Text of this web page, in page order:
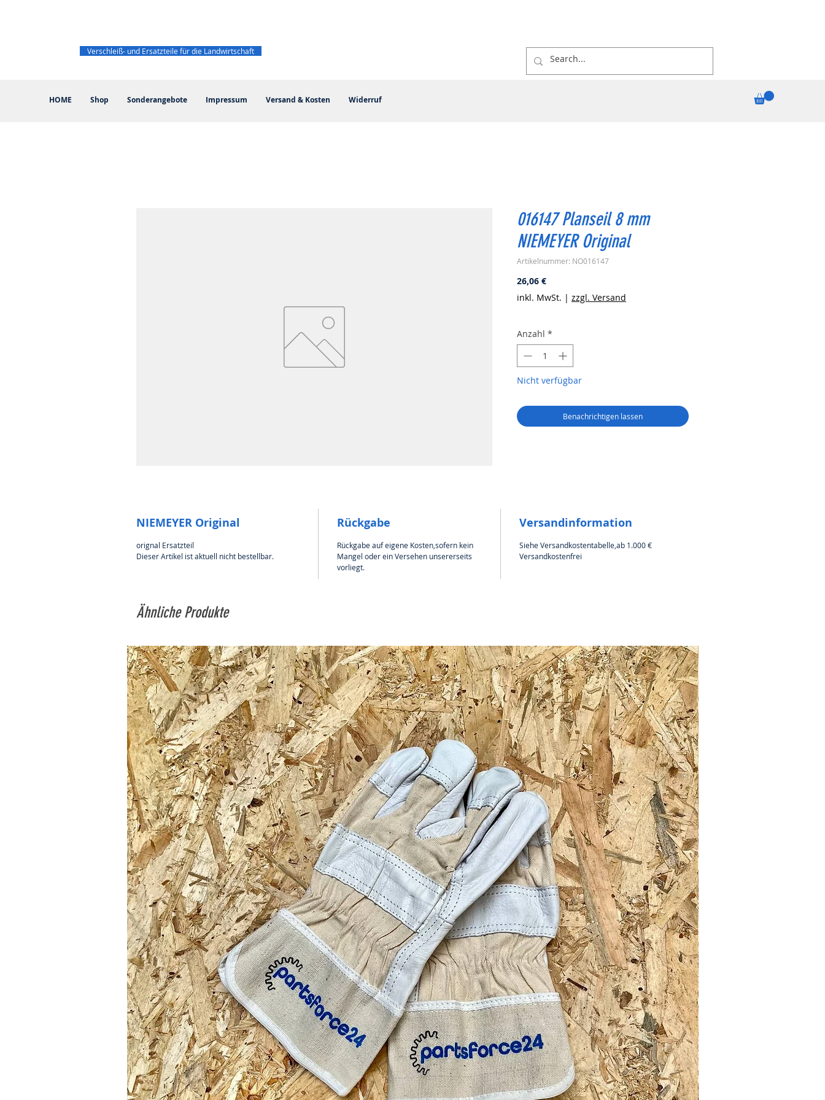
HOME Shop Sonderangebote Impressum Versand & Kosten Widerruf
Verschleiß- und Ersatzteile für die Landwirtschaft
016147 Planseil 8 mm
NIEMEYER Original
Artikelnummer: NO016147
26,06 €Preis
inkl. MwSt. | zzgl. Versand
Anzahl *
Nicht verfügbar
Benachrichtigen lassen
NIEMEYER Original
orignal Ersatzteil
Dieser Artikel ist aktuell nicht bestellbar.
Rückgabe
Rückgabe auf eigene Kosten,sofern kein
Mangel oder ein Versehen unsererseits
vorliegt.
Versandinformation
Siehe Versandkostentabelle,ab 1.000 €
Versandkostenfrei
Ähnliche Produkte